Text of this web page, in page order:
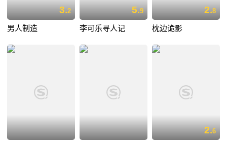
3.2
男人制造
5.9
李可乐寻人记
2.8
枕边诡影
2.6